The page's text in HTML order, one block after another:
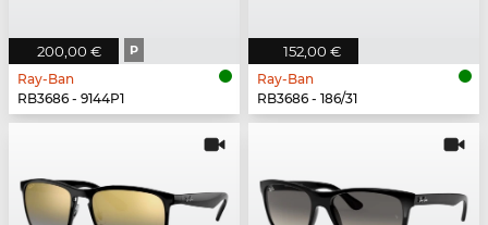
200,00 € P
Ray-Ban
RB3686 - 9144P1
152,00 €
Ray-Ban
RB3686 - 186/31